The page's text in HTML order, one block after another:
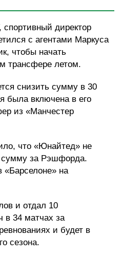
директор
с агентами Маркуса
чтобы начать
трансфере летом.
снизить сумму в 30
была включена в его
из «Манчестер
что «Юнайтед» не
сумму за Рэшфорда.
«Барселоне» на
и отдал 10
в 34 матчах за
и будет в
сезона.